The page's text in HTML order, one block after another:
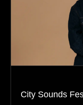
City Sounds